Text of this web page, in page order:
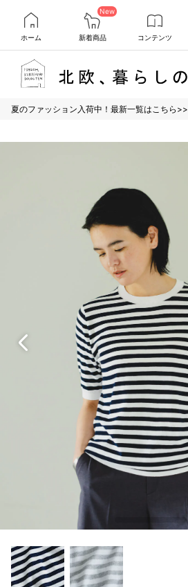
ホーム
New
新着商品 コンテンツ
夏のファッション入荷中！最新一覧はこちら>>